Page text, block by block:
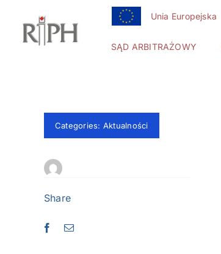
zawartości
Unia Europejska
SĄD ARBITRAŻOWY
Categories: Aktualności
Share